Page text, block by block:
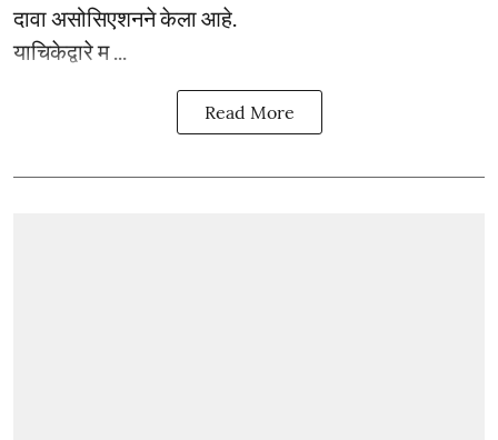
दावा असोसिएशनने केला आहे.
याचिकेद्वारे म ...
Read More